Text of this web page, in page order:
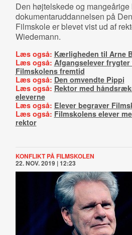
Den højtelskede og mangeårige
dokumentaruddannelsen på
Filmskole er blevet vist ud af
Wiedemann.
Læs også: Kærligheden til Arne
Læs også: Afgangselever
Filmskolens fremtid
Læs også: Den omvendte Pippi
Læs også: Rektor med
eleverne
Læs også: Elever begraver
Læs også: Filmskolens elever
rektor
KONFLIKT PÅ FILMSKOLEN
22. NOV. 2019 | 12:23